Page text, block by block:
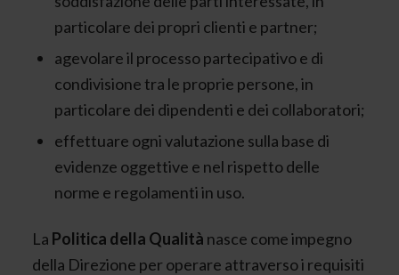
particolare dei propri clienti e partner;
agevolare il processo partecipativo e di
condivisione tra le proprie persone, in
particolare dei dipendenti e dei collaboratori;
effettuare ogni valutazione sulla base di
evidenze oggettive e nel rispetto delle
norme e regolamenti in uso.
La Politica della Qualità nasce come impegno
della Direzione per operare attraverso i requisiti